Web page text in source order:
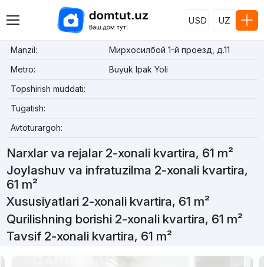
USD UZ
Manzil:
Мирхосилбой 1-й проезд, д.11
Metro:
Buyuk Ipak Yoli
Topshirish muddati:
Tugatish:
Avtoturargoh:
Narxlar va rejalar 2-xonali kvartira, 61 m²
Joylashuv va infratuzilma 2-xonali kvartira,
61 m²
Xususiyatlari 2-xonali kvartira, 61 m²
Qurilishning borishi 2-xonali kvartira, 61 m²
Tavsif 2-xonali kvartira, 61 m²